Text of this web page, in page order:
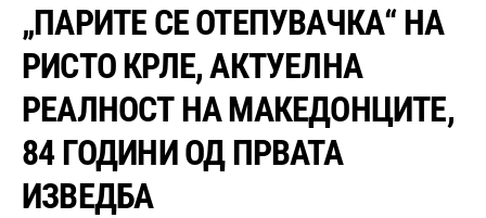
„ПАРИТЕ СЕ ОТЕПУВАЧКА“ НА
РИСТО КРЛЕ, АКТУЕЛНА
РЕАЛНОСТ НА МАКЕДОНЦИТЕ,
84 ГОДИНИ ОД ПРВАТА
ИЗВЕДБА